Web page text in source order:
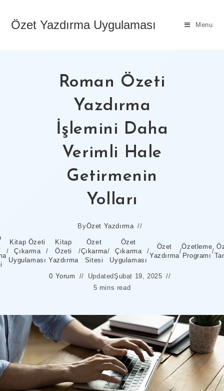
contentÖzet Yazdırma Uygulaması Menu
Roman Özeti
Yazdırma
İşlemini Daha
Verimli Hale
Getirmenin
Yolları
ByÖzet Yazdırma
/
Kitap Özeti
Çıkarma
Uygulaması
/
Kitap
Özeti
Yazdırma
/
Özet
Çıkarma
Sitesi
/
Özet
Çıkarma
Uygulaması
/
Özet
Yazdırma
/
Özetleme
Programı
/
0 Yorum UpdatedŞubat 19, 2025
5 mins read